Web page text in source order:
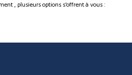
, plusieurs options s'offrent à vous :